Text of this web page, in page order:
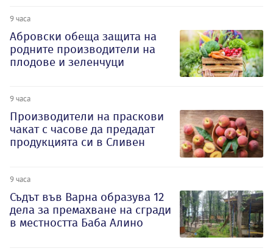
9 часа
Абровски обеща защита на
родните производители на
плодове и зеленчуци
9 часа
Производители на праскови
чакат с часове да предадат
продукцията си в Сливен
9 часа
Съдът във Варна образува 12
дела за премахване на сгради
в местността Баба Алино